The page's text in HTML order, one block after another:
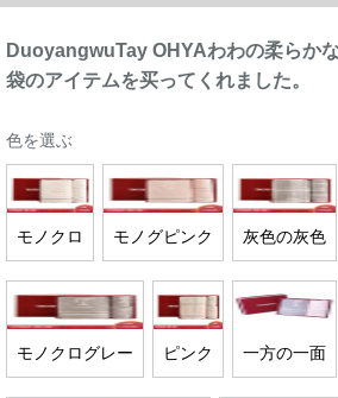
DuoyangwuTay OHYAわわの柔らか
袋のアイテムを买ってくれました。
色を選ぶ
モノクロ モノグピンク 灰色の灰色
モノクログレー ピンク 一方の一面